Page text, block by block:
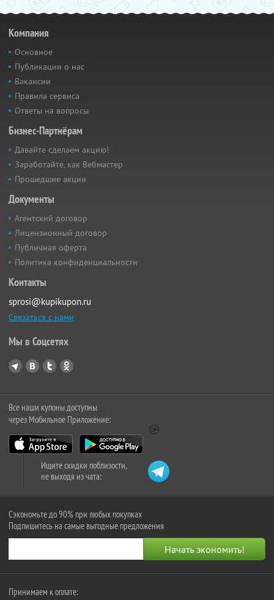
Компания
Основное
Публикации о нас
Вакансии
Правила сервиса
Ответы на вопросы
Бизнес-Партнёрам
Давайте сделаем акцию!
Заработайте, как Вебмастер
Прошедшие акции
Документы
Агентский договор
Лицензионный договор
Публичная оферта
Политика конфиденциальности
Контакты
sprosi@kupikupon.ru
Связаться с нами
Мы в Соцсетях
Все наши купоны доступны
через Мобильное Приложение:
Ищите скидки поблизости,
не выходя из чата:
Сэкономьте до 90% при любых покупках
Подпишитесь на самые выгодные предложения
Принимаем к оплате: